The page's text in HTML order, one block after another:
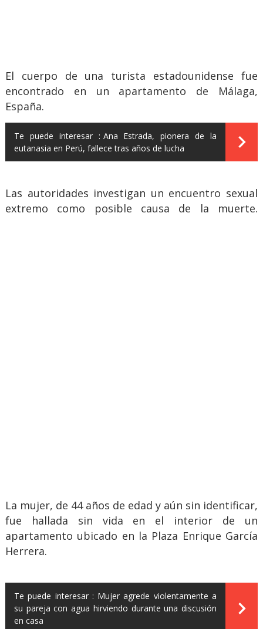
El cuerpo de una turista estadounidense fue
encontrado en un apartamento de Málaga,
España.
Te puede interesar : Ana Estrada, pionera de la
eutanasia en Perú, fallece tras años de lucha
Las autoridades investigan un encuentro sexual
extremo como posible causa de la muerte.
La mujer, de 44 años de edad y aún sin identificar,
fue hallada sin vida en el interior de un
apartamento ubicado en la Plaza Enrique García
Herrera.
Te puede interesar : Mujer agrede violentamente a
su pareja con agua hirviendo durante una discusión
en casa